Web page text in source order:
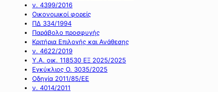
ν. 4399/2016
Οικονομικοί φορείς
ΠΔ 334/1994
Παράβολο προσφυγής
Κριτήρια Επιλογής και Ανάθεσης
ν. 4622/2019
Υ.Α. οικ. 118530 ΕΞ 2025/2025
Εγκύκλιος Ο. 3035/2025
Οδηγία 2011/85/ΕΕ
ν. 4014/2011